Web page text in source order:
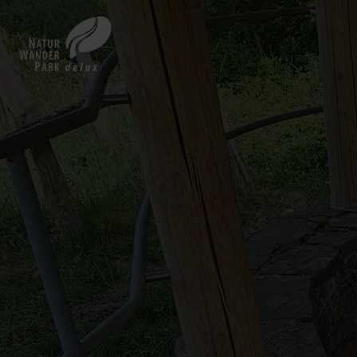
zur
Startseite